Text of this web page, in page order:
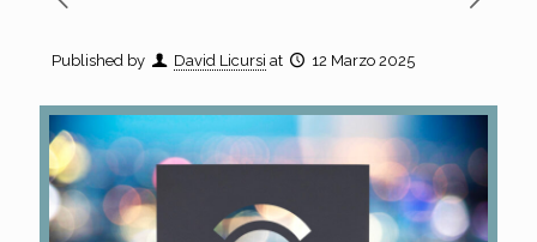
Published by David Licursi at 12 Marzo 2025